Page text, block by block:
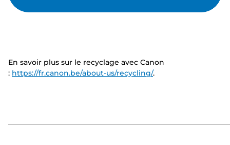
En savoir plus sur le recyclage avec Canon
: https://fr.canon.be/about-us/recycling/.